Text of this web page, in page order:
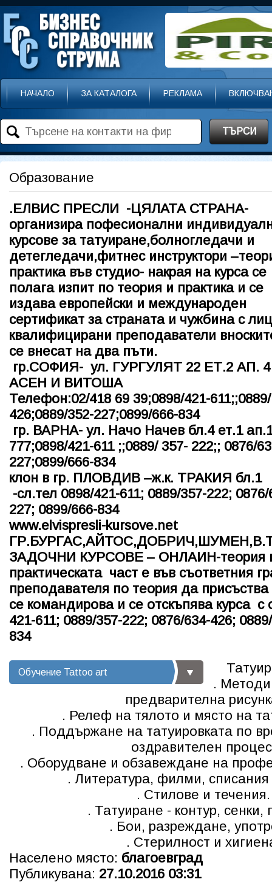
НАЧАЛО ЗА КАТАЛОГА РЕКЛАМА
ТЪРСИ
Образование
.ЕЛВИС ПРЕСЛИ -ЦЯЛАТА СТРАНА-
организира пофесионални
курсове за татуиране,болногледачи и
детегледачи,фитнес инструктори
практика във студио- накрая на курса се
полага изпит по теория и практика и се
издава европейски и международен
сертификат за страната и чужбина с
квалифицирани преподаватели
се внесат на два пъти.
гр.СОФИЯ- ул. ГУРГУЛЯТ 22 ЕТ.2 АП.
АСЕН И ВИТОША
Телефон:02/418 69 39;0898/421-611;
426;0889/352-227;0899/666-834
гр. ВАРНА- ул. Начо Начев бл.4 ет.1
777;0898/421-611 ;;0889/ 357- 222;; 0876/
227;0899/666-834
клон в гр. ПЛОВДИВ –ж.к. ТРАКИЯ бл.1
-сл.тел 0898/421-611; 0889/357-222;
227; 0899/666-834
www.elvispresli-kursove.net
ЗАДОЧНИ КУРСОВЕ – ОНЛАИН-теория
практическата част е във съответния
преподавателя по теория да присъства
се командирова и се отскъпява курса
421-611; 0889/357-222; 0876/634-426;
834
Обучение Tattoo art
.
предварителна
. Релеф на тялото и място на
. Поддържане на татуировката по
оздравителен
. Оборудване и обзавеждане на
. Литература, филми, списания
. Стилове и течения.
. Татуиране - контур, сенки,
. Бои, разреждане,
. Стерилност и
Населено място: благоевград
Публикувана: 27.10.2016 03:31